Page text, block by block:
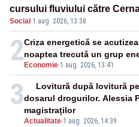
cursului fluviului către
Social ·1 aug. 2026, 13:38
2 Economie-1 aug. 2026, 13:41
Criza energetică se
noaptea trecută un grup
3
Actualitate-1 aug. 2026, 14:39
Lovitură după lovitură
dosarul drogurilor. Alessia
magistraților